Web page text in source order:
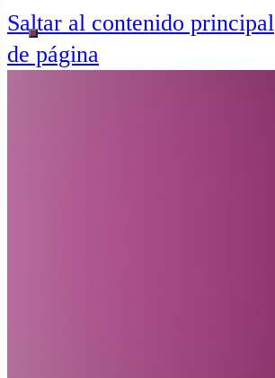
Saltar al contenido principal
de página